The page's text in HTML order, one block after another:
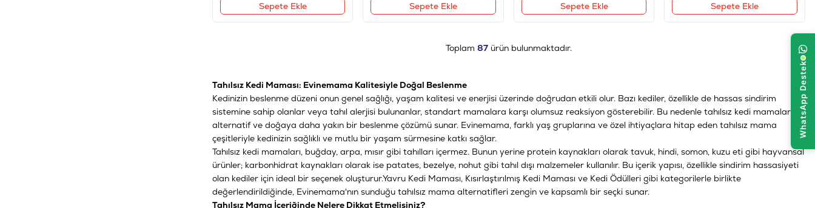
Sepete Ekle
Sepete Ekle
Sepete Ekle
Sepete Ekle
Toplam 87ürün bulunmaktadır.
Tahılsız Kedi Maması: Evinemama Kalitesiyle Doğal Beslenme
Kedinizin beslenme düzeni onun genel sağlığı, yaşam kalitesi ve enerjisi üzerinde doğrudan etkili olur. Bazı kediler, özellikle de hassas sindirim
sistemine sahip olanlar veya tahıl alerjisi bulunanlar, standart mamalara karşı olumsuz reaksiyon gösterebilir. Bu nedenle tahılsız kedi mamaları,
alternatif ve doğaya daha yakın bir beslenme çözümü sunar. Evinemama, farklı yaş gruplarına ve özel ihtiyaçlara hitap eden tahılsız mama
çeşitleriyle kedinizin sağlıklı ve mutlu bir yaşam sürmesine katkı sağlar.
Tahılsız kedi mamaları, buğday, arpa, mısır gibi tahılları içermez. Bunun yerine protein kaynakları olarak tavuk, hindi, somon, kuzu eti gibi hayvansal
ürünler; karbonhidrat kaynakları olarak ise patates, bezelye, nohut gibi tahıl dışı malzemeler kullanılır. Bu içerik yapısı, özellikle sindirim hassasiyeti
olan kediler için ideal bir seçenek oluşturur.Yavru Kedi Maması, Kısırlaştırılmış Kedi Maması ve Kedi Ödüllerigibi kategorilerle birlikte
değerlendirildiğinde, Evinemama'nın sunduğu tahılsız mama alternatifleri zengin ve kapsamlı bir seçki sunar.
Tahılsız Mama İçeriğinde Nelere Dikkat Etmelisiniz?